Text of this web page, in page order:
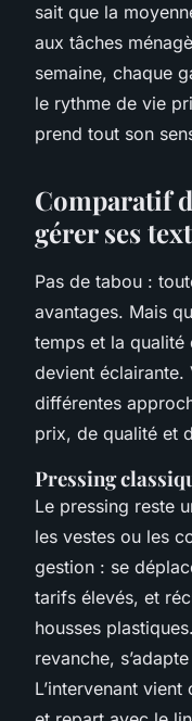
sait que la
aux tâches
semaine, chaque
le rythme de vie
prend tout son
Comparatif
gérer ses
Pas de tabou :
avantages. Mais
temps et la
devient éclairante.
différentes
prix, de qualité et
Pressing
Le pressing reste
les vestes ou les
gestion : se
tarifs élevés, et
housses
revanche,
L’intervenant